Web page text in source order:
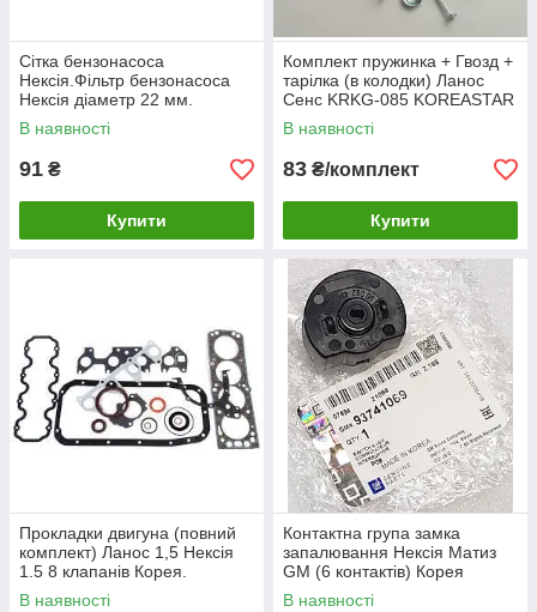
Сітка бензонасоса
Нексія.Фільтр бензонасоса
Нексія діаметр 22 мм.
В наявності
91 ₴
Купити
Комплект пружинка + Гвозд +
тарілка (в колодки) Ланос
Сенс KRKG-085 KOREASTAR
В наявності
83 ₴/комплект
Купити
Прокладки двигуна (повний
комплект) Ланос 1,5 Нексія
1.5 8 клапанів Корея.
93740202
В наявності
Контактна група замка
запалювання Нексія Матиз
GM (6 контактів) Корея
96178523
В наявності